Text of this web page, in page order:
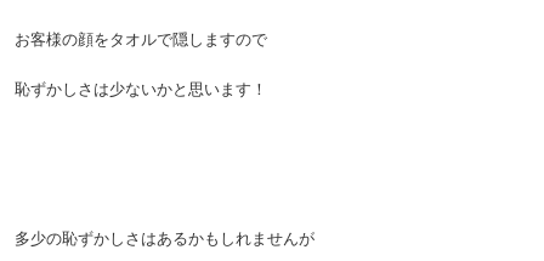
お客様の顔をタオルで隠しますので
恥ずかしさは少ないかと思います！
多少の恥ずかしさはあるかもしれませんが